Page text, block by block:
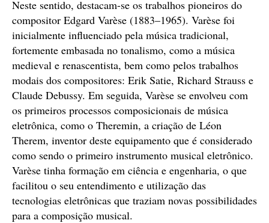
Neste sentido, destacam-se os trabalhos pioneiros do
compositor Edgard Varèse (1883–1965). Varèse foi
inicialmente influenciado pela música tradicional,
fortemente embasada no tonalismo, como a música
medieval e renascentista, bem como pelos trabalhos
modais dos compositores: Erik Satie, Richard Strauss e
Claude Debussy. Em seguida, Varèse se envolveu com
os primeiros processos composicionais de música
eletrônica, como o Theremin, a criação de Léon
Therem, inventor deste equipamento que é considerado
como sendo o primeiro instrumento musical eletrônico.
Varèse tinha formação em ciência e engenharia, o que
facilitou o seu entendimento e utilização das
tecnologias eletrônicas que traziam novas possibilidades
para a composição musical.